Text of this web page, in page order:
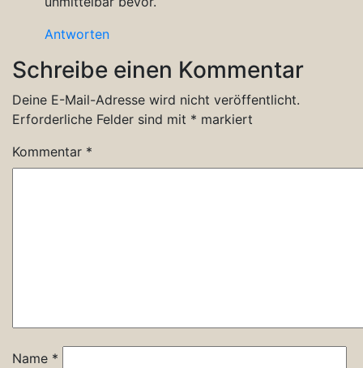
Antworten
Schreibe einen Kommentar
Deine E-Mail-Adresse wird nicht veröffentlicht.
Erforderliche Felder sind mit * markiert
Kommentar *
Name *